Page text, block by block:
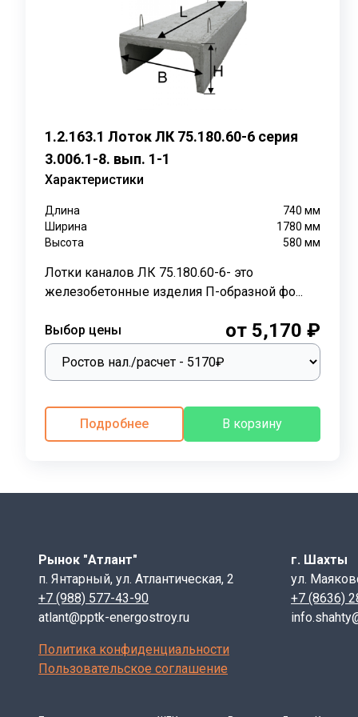
Наименование
Плита перекрытия ПТ 300.120.12
В крупных заводах или на цехах железобетонные
местностях, как каналы для проточной воды.
Рекомендуется установка лотков каналов в
согласносерии 3.006.1-8. выпуск 1-1.
При небольших
каналы лотковых железобетонных элементов для
С использованием сборных железобетонных
канал, сдвигают плиту перекрытия и можно без
эксплуатации, не имеют срока службы.
ООО «ППТК «ЭНЕРГОСТРОЙ» производит
расходы на строительство дорог.
Монтаж, погрузочно- разгрузочные работы
случайных вод.
Маркировка изделия ЛК 75.120.90-8
ЛК - лоток каналов
75 - номинальный размер лотка вдоль канала, L
120 - номинальный размер лотка по ширине
1.2.163.1 Лоток ЛК 75.180.60-6 серия
3.006.1-8. вып. 1-1
Характеристики
Длина 740мм
Ширина
1780мм
Высота
580мм
Лотки каналов ЛК 75.180.60-6- это
железобетонные изделия П-образной фо...
Выбор цены от 5,170 ₽
Подробнее В корзину
Рынок "Атлант"
п. Янтарный, ул. Атлантическая, 2
+7 (988) 577-43-90
atlant@pptk-energostroy.ru
г. Шахты
ул.
+7 (8636)
Политика конфиденциальности
Пользовательское соглашение